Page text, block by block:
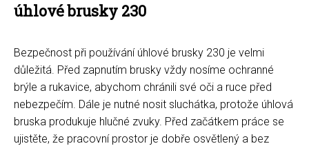
úhlové brusky 230
Bezpečnost při používání úhlové brusky 230 je velmi
důležitá. Před zapnutím brusky vždy nosíme ochranné
brýle a rukavice, abychom chránili své oči a ruce před
nebezpečím. Dále je nutné nosit sluchátka, protože úhlová
bruska produkuje hlučné zvuky. Před začátkem práce se
ujistěte, že pracovní prostor je dobře osvětlený a bez